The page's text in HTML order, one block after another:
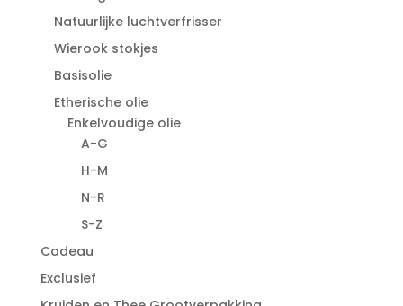
Natuurlijke luchtverfrisser
Wierook stokjes
Basisolie
Etherische olie
Enkelvoudige olie
A-G
H-M
N-R
S-Z
Cadeau
Exclusief